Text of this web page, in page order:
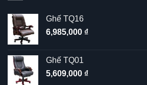
Ghế TQ16
6,985,000 ₫
Ghế TQ01
5,609,000 ₫